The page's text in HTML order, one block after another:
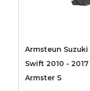
Armsteun Suzuki
Swift 2010 - 2017
Armster S